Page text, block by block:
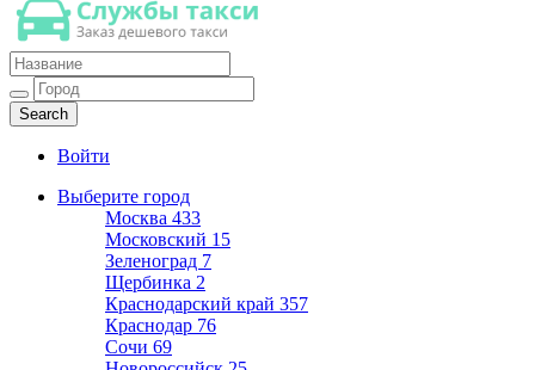
Такси недорогое
Заказ хорошего дешевого такси
Войти
Выберите город
Москва 433
Московский 15
Зеленоград 7
Щербинка 2
Краснодарский край 357
Краснодар 76
Сочи 69